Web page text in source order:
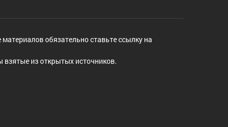
обязательно ставьте ссылку на
из открытых источников.